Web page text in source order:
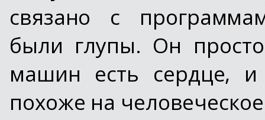
связано с
были глупы. Он
машин есть сердце,
похоже на